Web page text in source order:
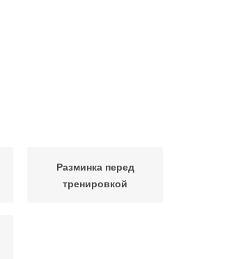
Разминка перед
тренировкой